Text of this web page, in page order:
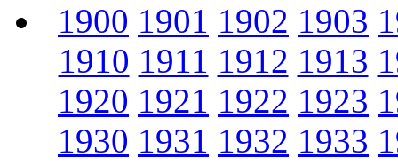
1900 1901 1902 1903
1910 1911 1912 1913
1920 1921 1922 1923
1930 1931 1932 1933